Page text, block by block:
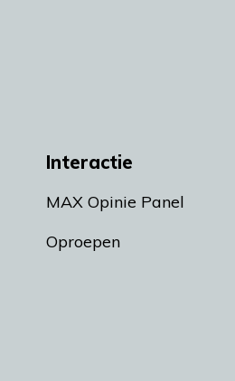
Interactie
MAX Opinie Panel
Oproepen